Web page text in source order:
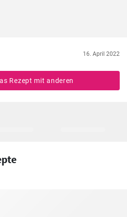
16. April 2022
Rezept mit anderen